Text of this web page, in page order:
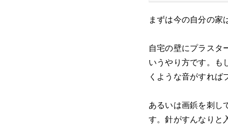
まずは今の自分の家
自宅の壁にプラスタ
いうやり方です。も
くような音がすれば
あるいは画鋲を刺し
す。針がすんなりと